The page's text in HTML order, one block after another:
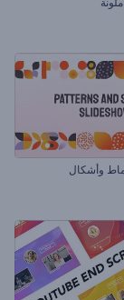
وأشكال